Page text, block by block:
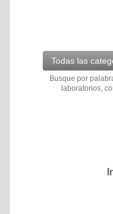
Todas las
Busque por
laboratorios,